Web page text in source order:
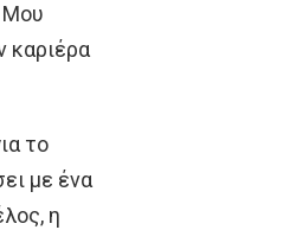
Μου
καριέρα
το
με ένα
η